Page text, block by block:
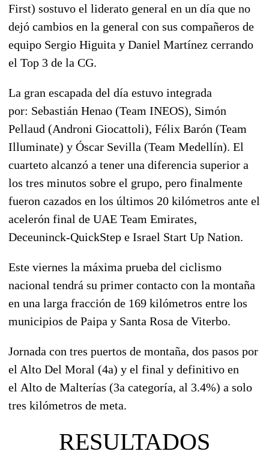
First) sostuvo el liderato general en un día que no
dejó cambios en la general con sus compañeros de
equipo Sergio Higuita y Daniel Martínez cerrando
el Top 3 de la CG.
La gran escapada del día estuvo integrada
por: Sebastián Henao (Team INEOS), Simón
Pellaud (Androni Giocattoli), Félix Barón (Team
Illuminate) y Óscar Sevilla (Team Medellín). El
cuarteto alcanzó a tener una diferencia superior a
los tres minutos sobre el grupo, pero finalmente
fueron cazados en los últimos 20 kilómetros ante el
acelerón final de UAE Team Emirates,
Deceuninck-QuickStep e Israel Start Up Nation.
Este viernes la máxima prueba del ciclismo
nacional tendrá su primer contacto con la montaña
en una larga fracción de 169 kilómetros entre los
municipios de Paipa y Santa Rosa de Viterbo.
Jornada con tres puertos de montaña, dos pasos por
el Alto Del Moral (4a) y el final y definitivo en
el Alto de Malterías (3a categoría, al 3.4%) a solo
tres kilómetros de meta.
RESULTADOS